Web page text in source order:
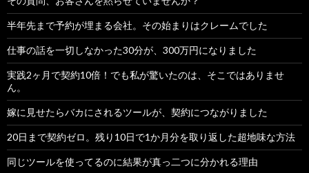
半年先まで予約が埋まる会社。その始まりはクレームでした
仕事の話を一切しなかった30分が、300万円になりました
実践2ヶ月で契約10倍！でも私が驚いたのは、そこではありませ
ん。
嫁に見せたらバカにされるツールが、契約につながりました
20日まで契約ゼロ。残り10日で1か月分を取り返した超地味な方法
同じツールを使ってるのに結果が真っ二つに分かれる理由